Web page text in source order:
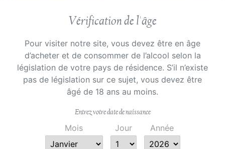
Aperçu rapide
Solde armelle
978,00 €
Aperçu rapide
Etoile de Guilhem
Prix
14,00 €
Vérification de l'âge
Pour visiter notre site, vous devez être en âge
d’acheter et de consommer de l’alcool selon la
législation de votre pays de résidence. S’il n’existe
pas de législation sur ce sujet, vous devez être
âgé de 18 ans au moins.
Entrez votre date de naissance
Mois Jour Année